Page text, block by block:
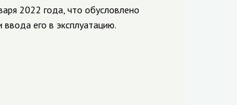
2022 года, что обусловлено
его в эксплуатацию.